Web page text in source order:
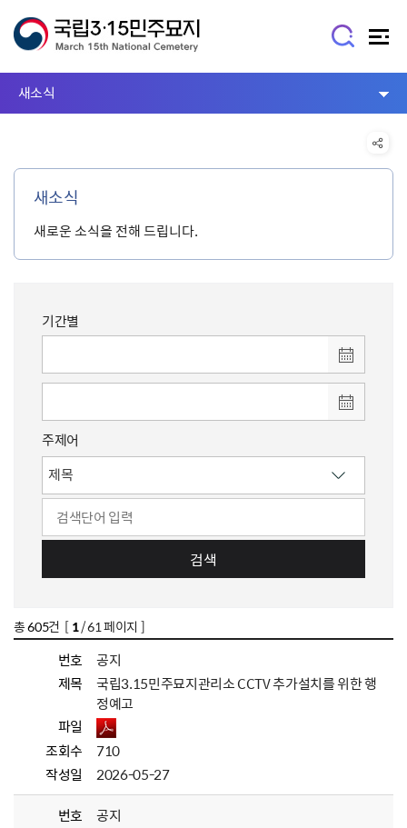
새소식
새소식
새로운 소식을 전해 드립니다.
기간별
주제어
검색
총605건 [ 1/ 61 페이지 ]
번호
공지
제목
국립3.15민주묘지관리소 CCTV 추가설치를 위한 행
정예고
파일
조회수
710
작성일
2026-05-27
번호
공지